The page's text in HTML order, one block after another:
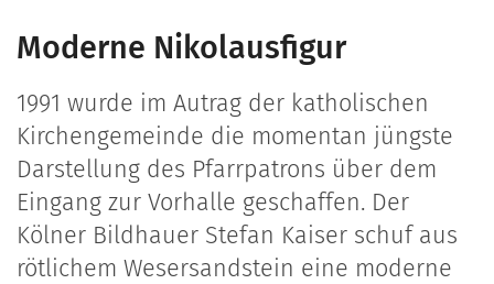
Moderne Nikolausfigur
1991 wurde im Autrag der katholischen
Kirchengemeinde die momentan jüngste
Darstellung des Pfarrpatrons über dem
Eingang zur Vorhalle geschaffen. Der
Kölner Bildhauer Stefan Kaiser schuf aus
rötlichem Wesersandstein eine moderne